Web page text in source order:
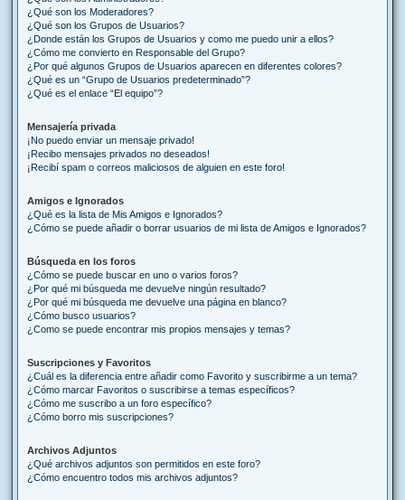
¿Qué son los Moderadores?
¿Qué son los Grupos de Usuarios?
¿Donde están los Grupos de Usuarios y como me puedo unir a ellos?
¿Cómo me convierto en Responsable del Grupo?
¿Por qué algunos Grupos de Usuarios aparecen en diferentes colores?
¿Qué es un “Grupo de Usuarios predeterminado”?
¿Qué es el enlace “El equipo”?
Mensajería privada
¡No puedo enviar un mensaje privado!
¡Recibo mensajes privados no deseados!
¡Recibí spam o correos maliciosos de alguien en este foro!
Amigos e Ignorados
¿Qué es la lista de Mis Amigos e Ignorados?
¿Cómo se puede añadir o borrar usuarios de mi lista de Amigos e Ignorados?
Búsqueda en los foros
¿Cómo se puede buscar en uno o varios foros?
¿Por qué mi búsqueda me devuelve ningún resultado?
¿Por qué mi búsqueda me devuelve una página en blanco?
¿Cómo busco usuarios?
¿Como se puede encontrar mis propios mensajes y temas?
Suscripciones y Favoritos
¿Cuál es la diferencia entre añadir como Favorito y suscribirme a un tema?
¿Cómo marcar Favoritos o suscribirse a temas específicos?
¿Cómo me suscribo a un foro específico?
¿Cómo borro mis suscripciones?
Archivos Adjuntos
¿Qué archivos adjuntos son permitidos en este foro?
¿Cómo encuentro todos mis archivos adjuntos?